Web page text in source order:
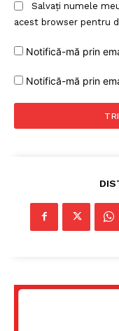
Salvați numele
acest browser pentru
Notifică-mă prin
Notifică-mă prin